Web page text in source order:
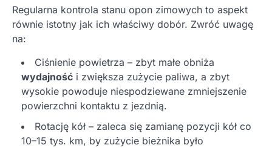
Regularna kontrola stanu opon zimowych to aspekt
równie istotny jak ich właściwy dobór. Zwróć uwagę
na:
Ciśnienie powietrza – zbyt małe obniża
wydajność i zwiększa zużycie paliwa, a zbyt
wysokie powoduje niespodziewane zmniejszenie
powierzchni kontaktu z jezdnią.
Rotację kół – zaleca się zamianę pozycji kół co
10–15 tys. km, by zużycie bieżnika było